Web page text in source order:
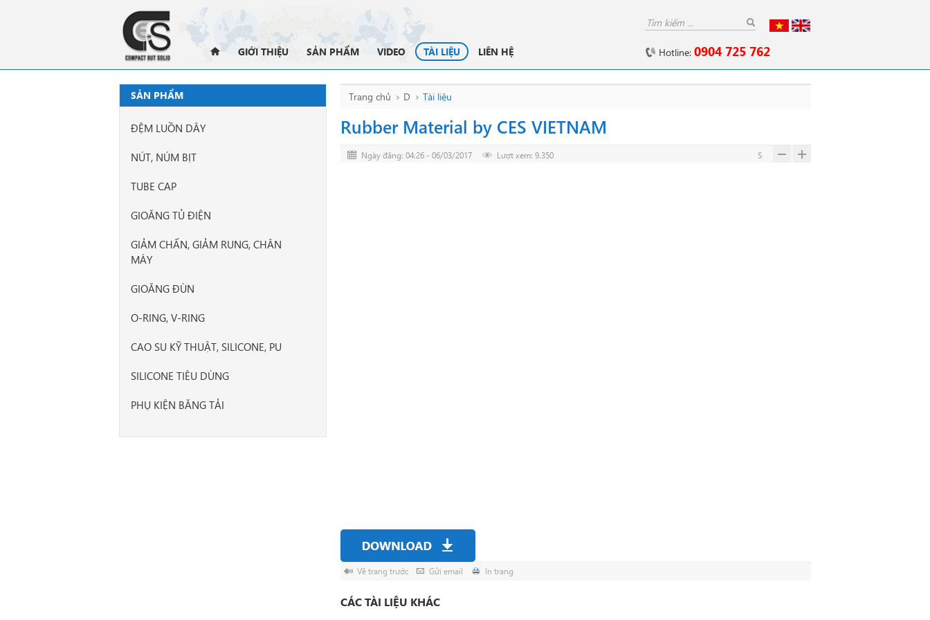
GIỚI THIỆU SẢN PHẨM VIDEO TÀI LIỆU LIÊN HỆ Hotline: 0904 725 762
SẢN PHẨM
ĐỆM LUỒN DÂY
NÚT, NÚM BỊT
TUBE CAP
GIOĂNG TỦ ĐIỆN
GIẢM CHẤN, GIẢM RUNG, CHÂN
MÁY
GIOĂNG ĐÙN
O-RING, V-RING
CAO SU KỸ THUẬT, SILICONE, PU
SILICONE TIÊU DÙNG
PHỤ KIỆN BĂNG TẢI
Trang chủ D Tài liệu
Rubber Material by CES VIETNAM
Ngày đăng: 04:26 - 06/03/2017 Lượt xem: 9.350 S
Về trang trước Gửi email In trang
CÁC TÀI LIỆU KHÁC